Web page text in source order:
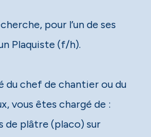
pour l’un de ses
Plaquiste (f/h).
du chef de chantier ou du
vous êtes chargé de :
de plâtre (placo) sur